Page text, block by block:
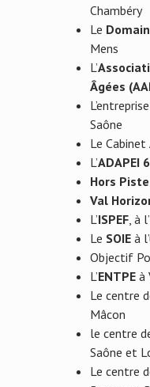
Chambéry
Le
Mens
L’
Âgées
L’entreprise
Saône
Le Cabinet
L’ADAPEI
Hors
Val
L’ISPEF, à
Le SOIE à
Objectif
L’ENTPE à
Le centre
Mâcon
le centre
Saône et
Le centre